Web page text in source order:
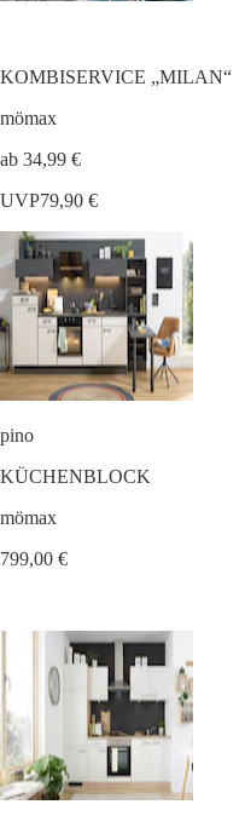
KOMBISERVICE „MILAN“
mömax
ab 34,99 €
UVP79,90 €
pino
KÜCHENBLOCK
mömax
799,00 €